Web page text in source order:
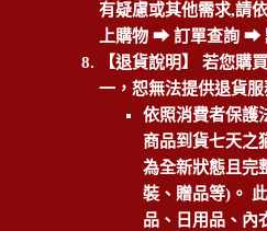
有疑慮或其他需求,請
上購物 ⮕ 訂單查詢 ⮕
【退貨說明】 若您購
一，恕無法提供退貨服
依照消費者保護
商品到貨七天之
為全新狀態且完
裝、贈品等)。
品、日用品、內